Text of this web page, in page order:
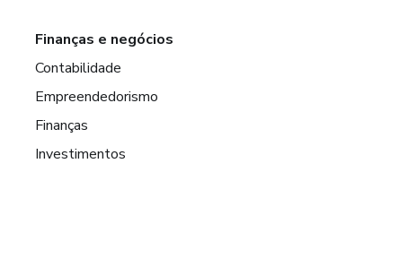
Finanças e negócios
Contabilidade
Empreendedorismo
Finanças
Investimentos